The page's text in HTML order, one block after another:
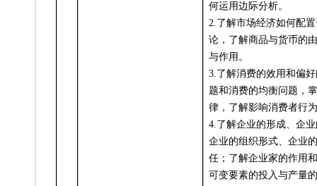
何运用边际分析。
2.了解市场经济如何配
论，了解商品与货币的
与作用。
3.了解消费的效用和偏
题和消费的均衡问题，
律，了解影响消费者行
4.了解企业的形成、企
企业的组织形式、企业
任；了解企业家的作用
可变要素的投入与产量